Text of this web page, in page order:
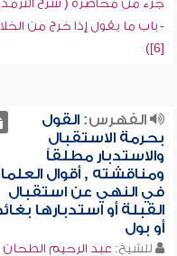
جزء من محاضرة ( شرح
- باب ما يقول إذا خرج من
[6])
الفهرس:القول
بحرمة الاستقبال
والاستدبار مطلقاً
ومناقشته , أقوال
في النهي عن استقبال
القبلة أو استدبارها
أو بول
للشيخ: عبد الرحيم الطحان